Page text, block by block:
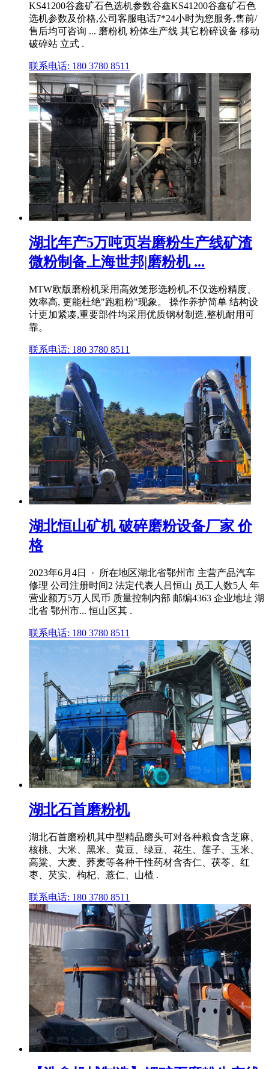
KS41200谷鑫矿石色选机参数谷鑫KS41200谷鑫矿石色
选机参数及价格,公司客服电话7*24小时为您服务,售前/
售后均可咨询 ... 磨粉机 粉体生产线 其它粉碎设备 移动
破碎站 立式 .
联系电话: 180 3780 8511
湖北年产5万吨页岩磨粉生产线矿渣
微粉制备上海世邦|磨粉机 ...
MTW欧版磨粉机采用高效笼形选粉机,不仅选粉精度、
效率高, 更能杜绝"跑粗粉"现象。 操作养护简单 结构设
计更加紧凑,重要部件均采用优质钢材制造,整机耐用可
靠。
联系电话: 180 3780 8511
湖北恒山矿机 破碎磨粉设备厂家 价
格
2023年6月4日 · 所在地区湖北省鄂州市 主营产品汽车
修理 公司注册时间2 法定代表人吕恒山 员工人数5人 年
营业额万5万人民币 质量控制内部 邮编4363 企业地址 湖
北省 鄂州市... 恒山区其 .
联系电话: 180 3780 8511
湖北石首磨粉机
湖北石首磨粉机其中型精品磨头可对各种粮食含芝麻、
核桃、大米、黑米、黄豆、绿豆、花生、莲子、玉米、
高粱、大麦、荞麦等各种干性药材含杏仁、茯苓、红
枣、芡实、枸杞、薏仁、山楂 .
联系电话: 180 3780 8511